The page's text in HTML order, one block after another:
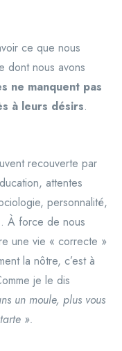
ce que nous
dont nous avons
ne manquent pas
à leurs désirs.
recouverte par
attentes
personnalité,
À force de nous
une vie « correcte »
la nôtre, c’est à
je le dis
un moule, plus vous
».